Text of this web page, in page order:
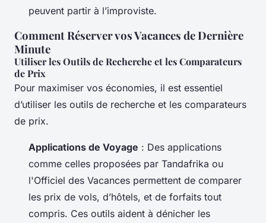
peuvent partir à l’improviste.
Comment Réserver vos Vacances de Dernière
Minute
Utiliser les Outils de Recherche et les Comparateurs
de Prix
Pour maximiser vos économies, il est essentiel
d’utiliser les outils de recherche et les comparateurs
de prix.
Applications de Voyage : Des applications
comme celles proposées par Tandafrika ou
l'Officiel des Vacances permettent de comparer
les prix de vols, d’hôtels, et de forfaits tout
compris. Ces outils aident à dénicher les